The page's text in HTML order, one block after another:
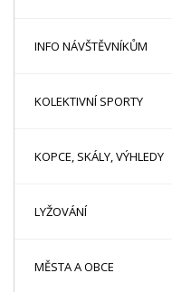
INFO NÁVŠTĚVNÍKŮM
KOLEKTIVNÍ SPORTY
KOPCE, SKÁLY, VÝHLEDY
LYŽOVÁNÍ
MĚSTA A OBCE